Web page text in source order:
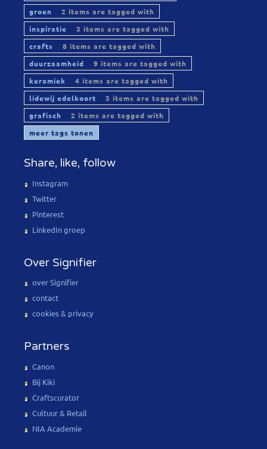
groen
2 items are tagged with
inspiratie
3 items are tagged with
crafts
8 items are tagged with
duurzaamheid
9 items are tagged with
keramiek
4 items are tagged with
lidewij edelkoort
3 items are tagged with
grafisch
2 items are tagged with
meer tags tonen
Share, like, follow
Instagram
Twitter
Pinterest
LinkedIn groep
Over Signifier
over Signifier
contact
cookies & privacy
Partners
Canon
Bij Kiki
Craftscurator
Cultuur & Retail
NIA Academie